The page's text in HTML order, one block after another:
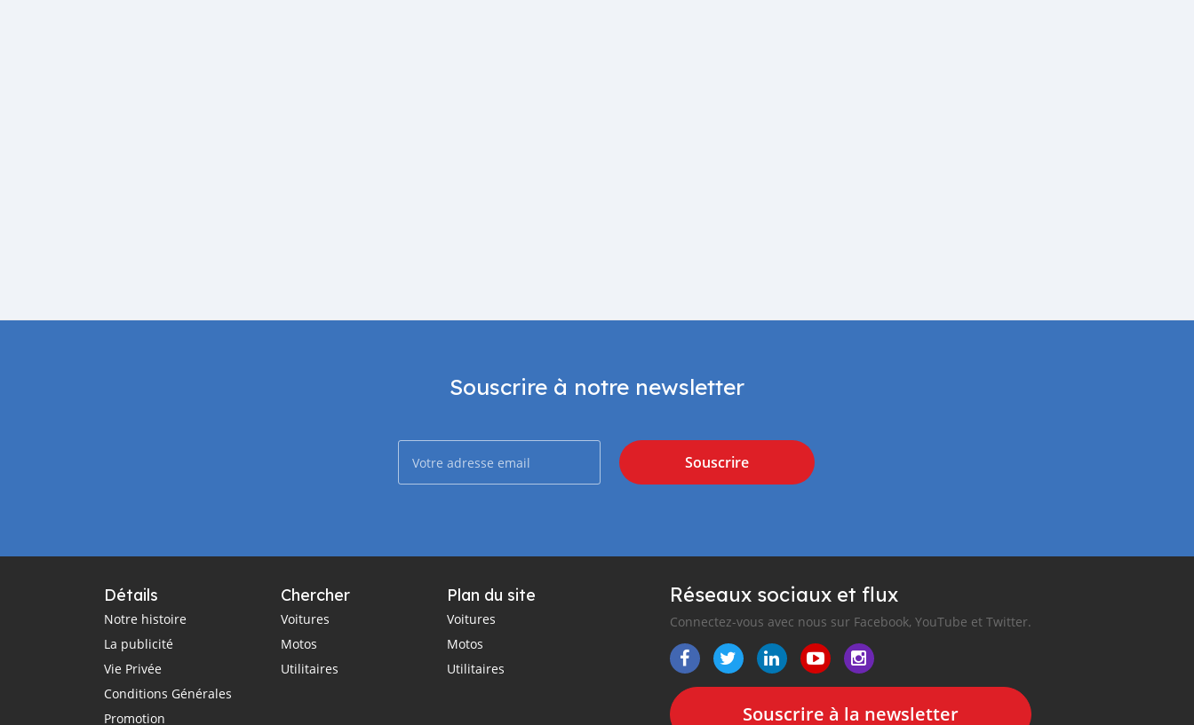
Souscrire à notre newsletter
Souscrire
Détails
Notre histoire
La publicité
Vie Privée
Conditions Générales
Promotion
Chercher
Voitures
Motos
Utilitaires
Plan du site
Voitures
Motos
Utilitaires
Réseaux sociaux et flux
Connectez-vous avec nous sur Facebook, YouTube et Twitter.
Souscrire à la newsletter